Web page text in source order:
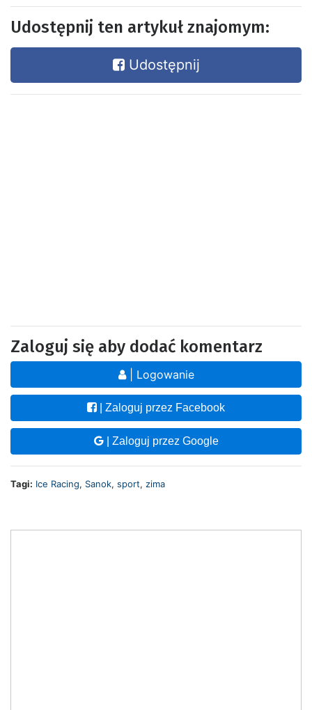
Udostępnij ten artykuł znajomym:
Udostępnij
Zaloguj się aby dodać komentarz
| Logowanie
| Zaloguj przez Facebook
| Zaloguj przez Google
Tagi: Ice Racing, Sanok, sport, zima